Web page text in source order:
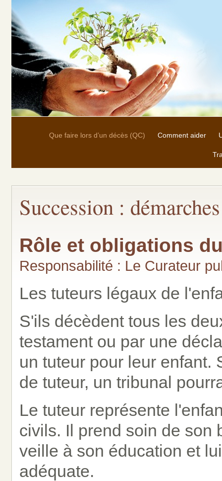
Que faire lors d’un décès (QC) Comment aider
Succession :
Rôle et obligations
Responsabilité : Le Curateur
Les tuteurs légaux de
S'ils décèdent tous les
testament ou par une
un tuteur pour leur enfant.
de tuteur, un tribunal
Le tuteur représente
civils. Il prend soin de son
veille à son éducation et
adéquate.